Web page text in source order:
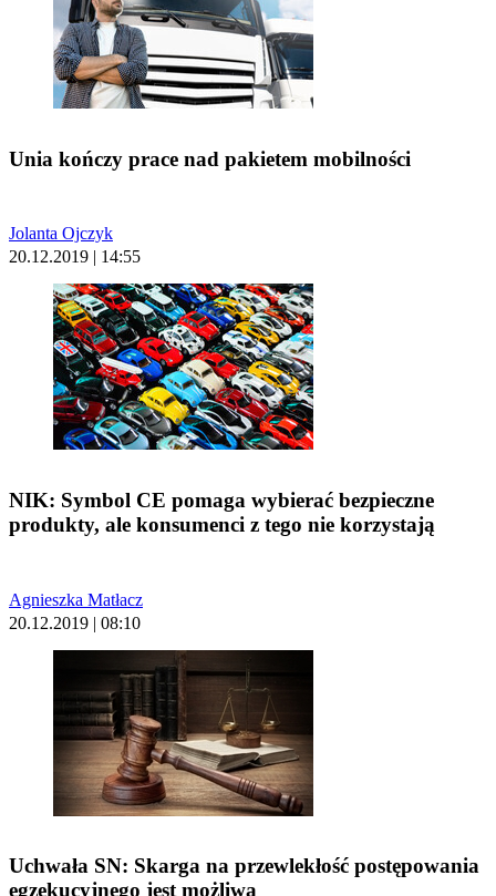
Unia kończy prace nad pakietem mobilności
Jolanta Ojczyk
20.12.2019 | 14:55
NIK: Symbol CE pomaga wybierać bezpieczne
produkty, ale konsumenci z tego nie korzystają
Agnieszka Matłacz
20.12.2019 | 08:10
Uchwała SN: Skarga na przewlekłość postępowania
egzekucyjnego jest możliwa